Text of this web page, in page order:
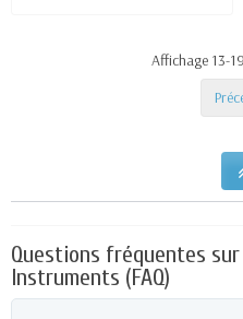
Affichage 13-
Questions fréquentes
Instruments (FAQ)